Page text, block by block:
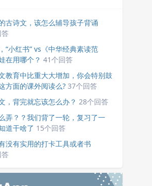
古诗文，该怎么辅导孩子背诵
“小红书” vs《中华经典素读范
在用哪个？ 41个回答
教育中比重大大增加，你会特别鼓
方面的课外阅读么? 37个回答
，背完就忘该怎么办？ 28个回答
弄？？我们背了一轮，复习了一
道干啥了 15个回答
没有实用的打卡工具或者书